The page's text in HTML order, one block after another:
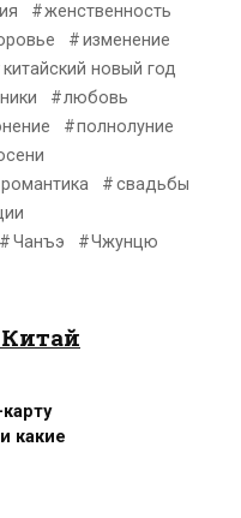
женственность
изменение
китайский новый год
любовь
полнолуние
романтика
свадьбы
Чанъэ
Чжунцю
какие